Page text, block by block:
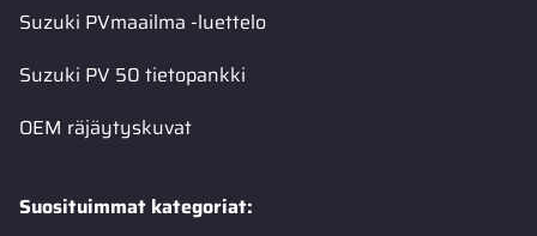
Suzuki PVmaailma -luettelo
Suzuki PV 50 tietopankki
OEM räjäytyskuvat
Suosituimmat kategoriat: